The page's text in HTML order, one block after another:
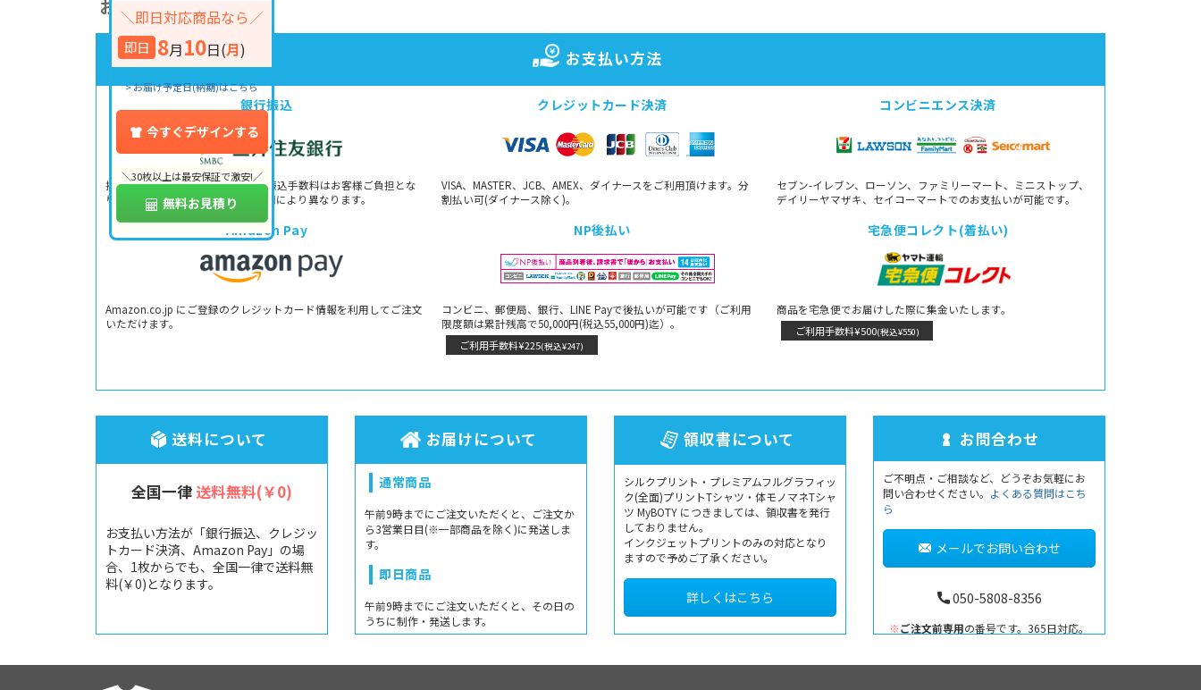
＼即日対応商品なら／
即日 8月10日(月)
> お届け予定日(納期)はこちら
今すぐデザインする
＼30枚以上は最安保証で激安!／
無料お見積り
お支払いと配送について
お支払い方法
銀行振込
指定の口座にお振込みください。振込手数料はお客様ご負担とな
ります。手数料はご利用の金融機関により異なります。
クレジットカード決済
VISA、MASTER、JCB、AMEX、ダイナースをご利用頂けます。分
割払い可(ダイナース除く)。
コンビニエンス決済
セブン-イレブン、ローソン、ファミリーマート、ミニストップ、
デイリーヤマザキ、セイコーマートでのお支払いが可能です。
Amazon Pay
Amazon.co.jp にご登録のクレジットカード情報を利用してご注文
いただけます。
NP後払い
コンビニ、郵便局、銀行、LINE Payで後払いが可能です（ご利用
限度額は累計残高で50,000円(税込55,000円)迄）。
ご利用手数料¥225(税込¥247)
宅急便コレクト(着払い)
商品を宅急便でお届けした際に集金いたします。
ご利用手数料¥500(税込¥550)
送料について
全国一律 送料無料(￥0)
お支払い方法が「銀行振込、クレジッ
トカード決済、Amazon Pay」の場
合、1枚からでも、全国一律で送料無
料(￥0)となります。
お届けについて
通常商品
午前9時までにご注文いただくと、ご注文か
ら3営業日目(※一部商品を除く)に発送しま
す。
即日商品
午前9時までにご注文いただくと、その日の
うちに制作・発送します。
領収書について
シルクプリント・プレミアムフルグラフィッ
ク(全面)プリントTシャツ・体モノマネTシャ
ツ MyBOTY につきましては、領収書を発行
しておりません。
インクジェットプリントのみの対応となり
ますので予めご了承ください。
詳しくはこちら
お問合わせ
ご不明点・ご相談など、どうぞお気軽にお
問い合わせください。 よくある質問はこち
ら
メールでお問い合わせ
050-5808-8356
※ご注文前専用の番号です。365日対応。